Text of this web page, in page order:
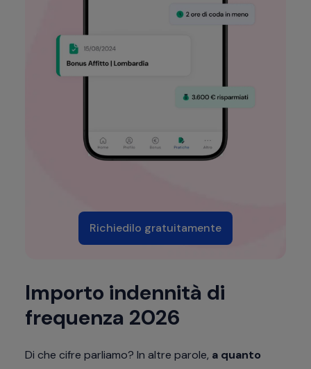
Richiedilo gratuitamente
Importo indennità di
frequenza 2026
Di che cifre parliamo? In altre parole, a quanto